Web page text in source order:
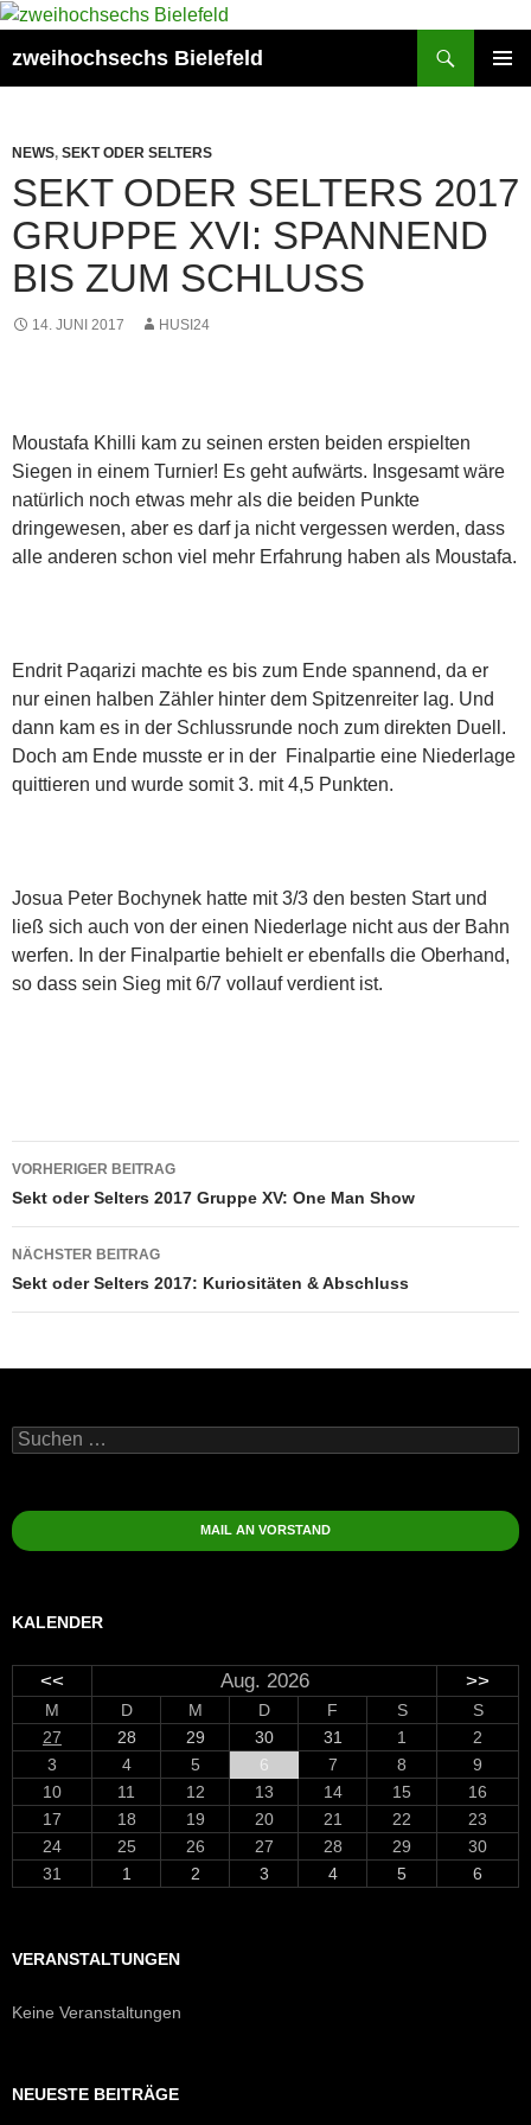
Zum
springen
zweihochsechs Bielefeld
NEWS, SEKT ODER SELTERS
SEKT ODER SELTERS 2017
GRUPPE XVI: SPANNEND
BIS ZUM SCHLUSS
14. JUNI 2017 HUSI24
Moustafa Khilli kam zu seinen ersten beiden erspielten
Siegen in einem Turnier! Es geht aufwärts. Insgesamt wäre
natürlich noch etwas mehr als die beiden Punkte
dringewesen, aber es darf ja nicht vergessen werden, dass
alle anderen schon viel mehr Erfahrung haben als Moustafa.
Endrit Paqarizi machte es bis zum Ende spannend, da er
nur einen halben Zähler hinter dem Spitzenreiter lag. Und
dann kam es in der Schlussrunde noch zum direkten Duell.
Doch am Ende musste er in der Finalpartie eine Niederlage
quittieren und wurde somit 3. mit 4,5 Punkten.
Josua Peter Bochynek hatte mit 3/3 den besten Start und
ließ sich auch von der einen Niederlage nicht aus der Bahn
werfen. In der Finalpartie behielt er ebenfalls die Oberhand,
so dass sein Sieg mit 6/7 vollauf verdient ist.
Beitragsnavigation
VORHERIGER BEITRAG
Sekt oder Selters 2017 Gruppe XV: One Man Show
NÄCHSTER BEITRAG
Sekt oder Selters 2017: Kuriositäten & Abschluss
Suchen
nach:
MAIL AN VORSTAND
KALENDER
<< Aug. 2026 >>
M D M D F S
S
27
28 29 30 31 1
2
3
4 5 6 7 8
9
10
11 12 13 14 15
16
17
18 19 20 21 22
23
24
25 26 27 28 29
30
31
1 2 3 4 5 6
VERANSTALTUNGEN
Keine Veranstaltungen
NEUESTE BEITRÄGE